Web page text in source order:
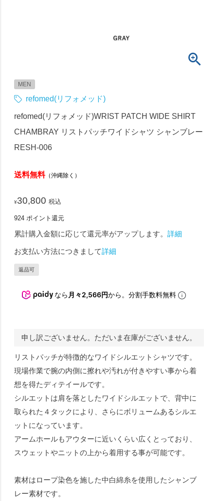
MEN
refomed(リフォメッド)
refomed(リフォメッド)WRIST PATCH WIDE SHIRT
CHAMBRAY リストパッチワイドシャツ シャンブレー
RESH-006
送料無料（沖縄除く）
¥30,800 税込
924 ポイント還元
累計購入金額に応じて還元率がアップします。詳細
お支払い方法につきまして詳細
返品可
なら 月々2,566円から。分割手数料無料
申し訳ございません。ただいま在庫がございません。
リストパッチが特徴的なワイドシルエットシャツです。
現場作業で腕の内側に擦れや汚れが付きやすい事から着
想を得たディテイールです。
シルエットは肩を落としたワイドシルエットで、背中に
取られた４タックにより、さらにボリュームあるシルエ
ットになっています。
アームホールもアウターに近いくらい広くとっており、
スウェットやニットの上から着用する事が可能です。
素材はロープ染色を施した中白綿糸を使用したシャンブ
レー素材です。